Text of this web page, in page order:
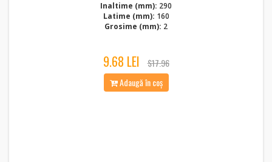
Inaltime (mm): 290
Latime (mm): 160
Grosime (mm): 2
9.68 LEI
$17.96
Adaugă în coș